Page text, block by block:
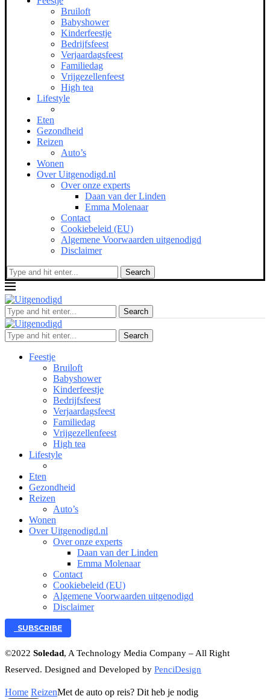
Bruiloft
Babyshower
Kinderfeestje
Bedrijfsfeest
Verjaardagsfeest
Familiedag
Vrijgezellenfeest
High tea
Lifestyle
Eten
Gezondheid
Reizen
Auto’s
Wonen
Over Uitgenodigd.nl
Over onze experts
Daan van der Linden
Emma Molenaar
Contact
Cookiebeleid (EU)
Algemene Voorwaarden uitgenodigd
Disclaimer
Search
Search
Search
Feestje
Bruiloft
Babyshower
Kinderfeestje
Bedrijfsfeest
Verjaardagsfeest
Familiedag
Vrijgezellenfeest
High tea
Lifestyle
Eten
Gezondheid
Reizen
Auto’s
Wonen
Over Uitgenodigd.nl
Over onze experts
Daan van der Linden
Emma Molenaar
Contact
Cookiebeleid (EU)
Algemene Voorwaarden uitgenodigd
Disclaimer
SUBSCRIBE
©2022 Soledad, A Technology Media Company – All Right
Reserved. Designed and Developed by PenciDesign
Home ReizenMet de auto op reis? Dit heb je nodig